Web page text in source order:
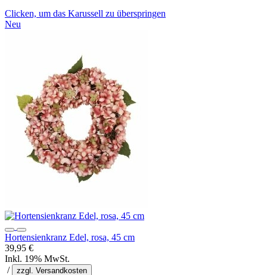
Clicken, um das Karussell zu überspringen
Neu
Hortensienkranz Edel, rosa, 45 cm
39,95 €
Inkl. 19% MwSt.
/
zzgl. Versandkosten